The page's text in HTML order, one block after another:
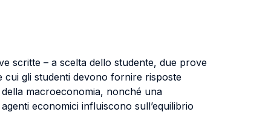
scritte – a scelta dello studente, due prove
cui gli studenti devono fornire risposte
macroeconomia, nonché una
economici influiscono sull’equilibrio